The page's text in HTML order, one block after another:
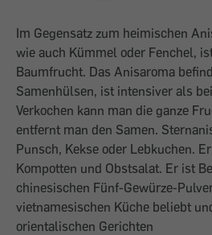
Im Gegensatz zum heimischen
wie auch Kümmel oder Fenchel,
Baumfrucht. Das Anisaroma
Samenhülsen, ist intensiver als
Verkochen kann man die ganze
entfernt man den Samen.
Punsch, Kekse oder Lebkuchen.
Kompotten und Obstsalat. Er ist
chinesischen Fünf-Gewürze-
vietnamesischen Küche beliebt
orientalischen Gerichten